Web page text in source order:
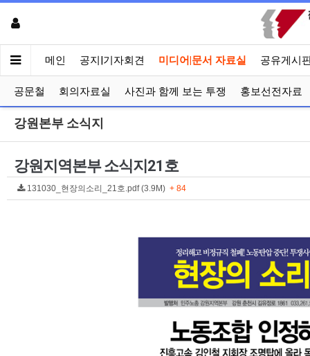
메인 공지|기자회견 미디어|문서 자료실 공유게시
공문철 회의자료실 사진과 함께 보는 투쟁 홍보선전자료
강원본부 소식지
강원지역본부 소식지21호
131030_현장의소리_21호.pdf (3.9M) + 84